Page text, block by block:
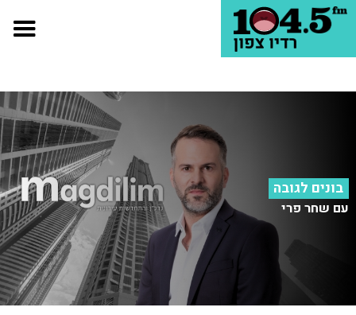
בונים לגובה
עם שחר פרי